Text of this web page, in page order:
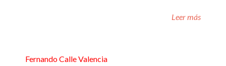
Leer más
Fernando Calle Valencia